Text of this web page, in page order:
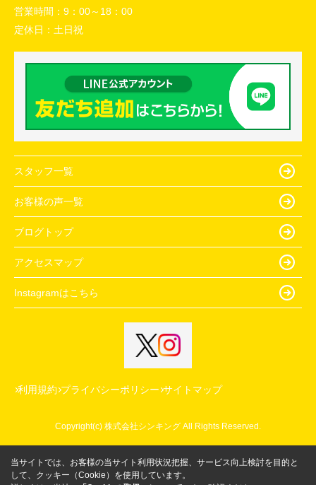
営業時間： 9：00～18：00
定休日： 土日祝
スタッフ一覧
お客様の声一覧
ブログトップ
アクセスマップ
Instagramはこちら
利用規約 プライバシーポリシー サイトマップ
Copyright(c) 株式会社シンキング All Rights Reserved.
当サイトでは、お客様の当サイト利用状況把握、サービス向上検討を目的と
して、クッキー（Cookie）を使用しています。